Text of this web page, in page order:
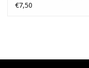
€7,50